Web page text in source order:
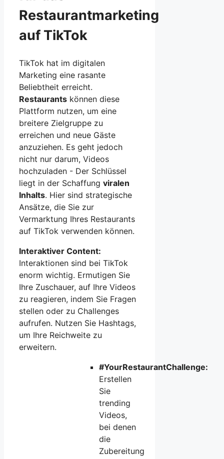
Restaurantmarketing
auf TikTok
TikTok hat im digitalen
Marketing eine rasante
Beliebtheit erreicht.
Restaurants können diese
Plattform nutzen, um eine
breitere Zielgruppe zu
erreichen und neue Gäste
anzuziehen. Es geht jedoch
nicht nur darum, Videos
hochzuladen - Der Schlüssel
liegt in der Schaffung viralen
Inhalts. Hier sind strategische
Ansätze, die Sie zur
Vermarktung Ihres Restaurants
auf TikTok verwenden können.
Interaktiver Content:
Interaktionen sind bei TikTok
enorm wichtig. Ermutigen Sie
Ihre Zuschauer, auf Ihre Videos
zu reagieren, indem Sie Fragen
stellen oder zu Challenges
aufrufen. Nutzen Sie Hashtags,
um Ihre Reichweite zu
erweitern.
#YourRestaurantChallenge:
Erstellen
Sie
trending
Videos,
bei denen
die
Zubereitung